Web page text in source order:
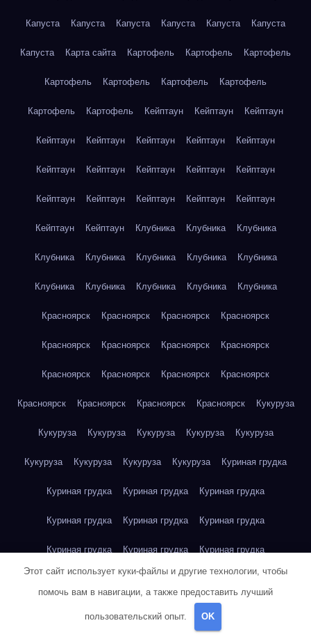
Капуста Капуста Капуста Капуста Капуста Капуста
Капуста Карта сайта Картофель Картофель Картофель
Картофель Картофель Картофель Картофель
Картофель Картофель Кейптаун Кейптаун Кейптаун
Кейптаун Кейптаун Кейптаун Кейптаун Кейптаун
Кейптаун Кейптаун Кейптаун Кейптаун Кейптаун
Кейптаун Кейптаун Кейптаун Кейптаун Кейптаун
Кейптаун Кейптаун Клубника Клубника Клубника
Клубника Клубника Клубника Клубника Клубника
Клубника Клубника Клубника Клубника Клубника
Красноярск Красноярск Красноярск Красноярск
Красноярск Красноярск Красноярск Красноярск
Красноярск Красноярск Красноярск Красноярск
Красноярск Красноярск Красноярск Красноярск Кукуруза
Кукуруза Кукуруза Кукуруза Кукуруза Кукуруза
Кукуруза Кукуруза Кукуруза Кукуруза Куриная грудка
Куриная грудка Куриная грудка Куриная грудка
Куриная грудка Куриная грудка Куриная грудка
Куриная грудка Куриная грудка Куриная грудка
Куриное яйцо Куриное яйцо Куриное яйцо
Куриное яйцо
Этот сайт использует куки-файлы и другие технологии, чтобы
помочь вам в навигации, а также предоставить лучший
пользовательский опыт. OK